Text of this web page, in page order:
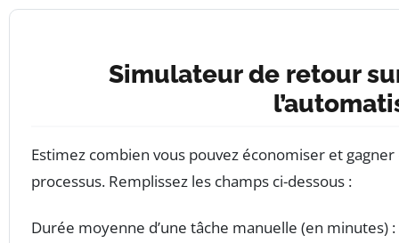
Simulateur de retour
Estimez combien vous pouvez économiser et
processus. Remplissez les champs ci-dessous :
Durée moyenne d’une tâche manuelle (en minutes) :